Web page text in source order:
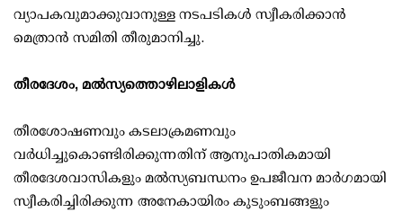
വ്യാപകവുമാക്കുവാനുള്ള നടപടികള്‍ സ്വീകരിക്കാന്‍
മെത്രാന്‍ സമിതി തീരുമാനിച്ചു.
തീരദേശം, മല്‍സ്യത്തൊഴിലാളികള്‍
തീരശോഷണവും കടലാക്രമണവും
വര്‍ധിച്ചുകൊണ്ടിരിക്കുന്നതിന് ആനുപാതികമായി
തീരദേശവാസികളും മല്‍സ്യബന്ധനം ഉപജീവന മാര്‍ഗമായി
സ്വീകരിച്ചിരിക്കുന്ന അനേകായിരം കുടുംബങ്ങളും